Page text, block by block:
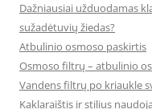
Dažniausiai užduodamas
sužadėtuvių žiedas?
Atbulinio osmoso paskirtis
Osmoso filtrų – atbulinio
Vandens filtrų po kriaukle
Kaklaraištis ir stilius